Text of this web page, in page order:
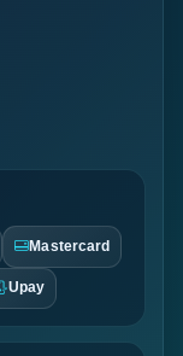
Mastercard
Upay